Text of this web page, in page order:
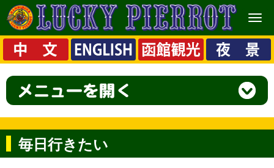
メ
ニ
ュ
ー
毎日行きたい